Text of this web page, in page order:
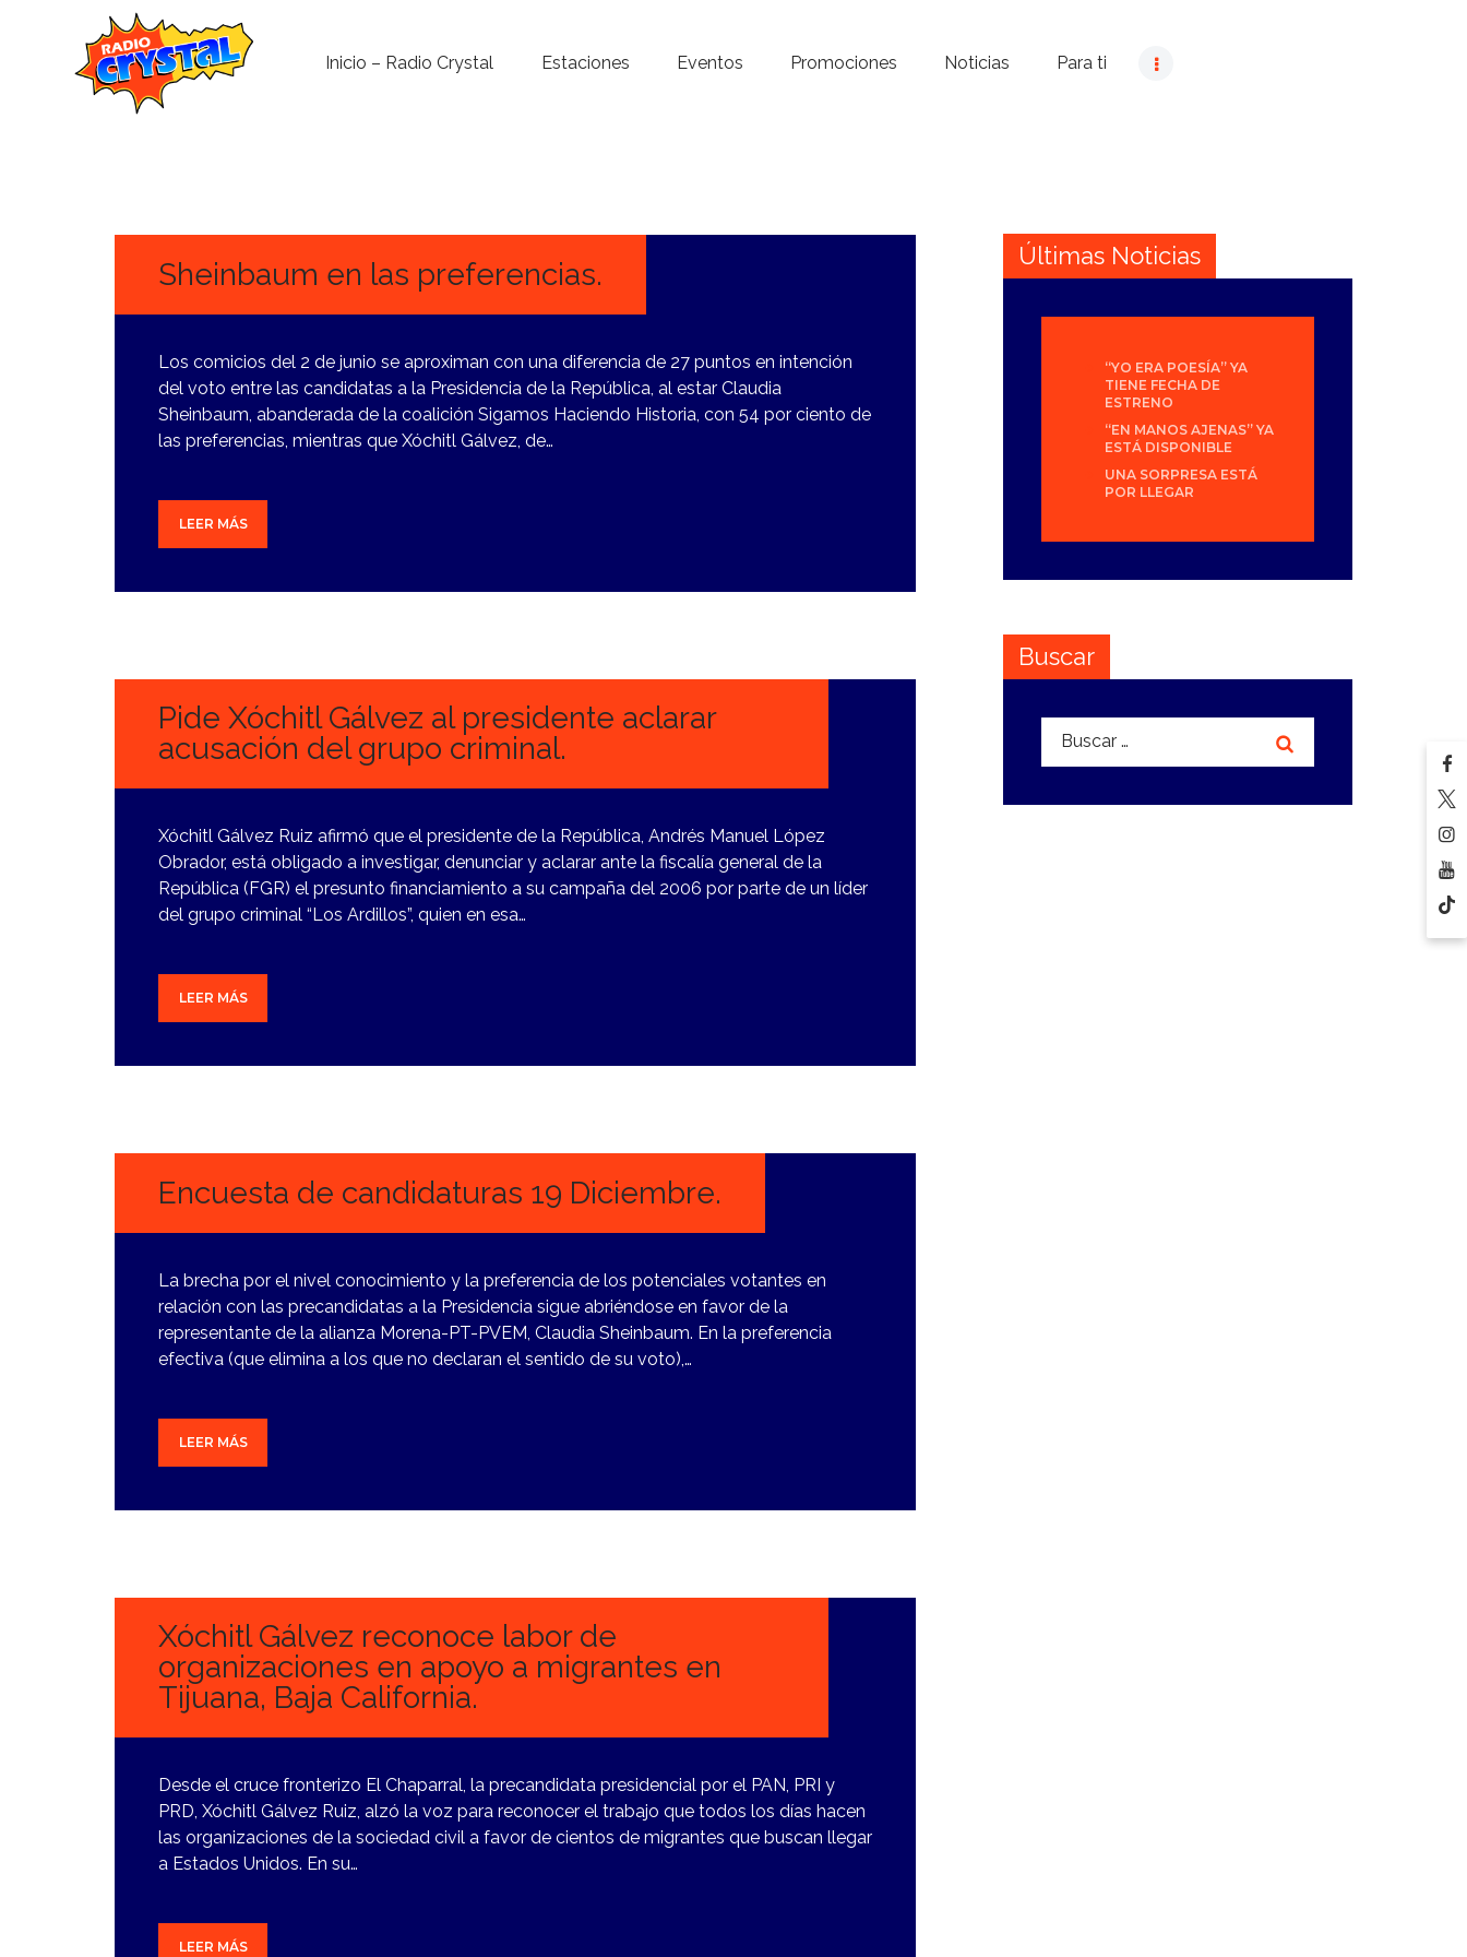
Inicio – Radio Crystal Estaciones Eventos Promociones Noticias Para ti
Noticias
Para ti
Contacto
Sheinbaum en las preferencias.
Los comicios del 2 de junio se aproximan con una diferencia de 27 puntos en intención
del voto entre las candidatas a la Presidencia de la República, al estar Claudia
Sheinbaum, abanderada de la coalición Sigamos Haciendo Historia, con 54 por ciento de
las preferencias, mientras que Xóchitl Gálvez, de…
LEER MÁS
Pide Xóchitl Gálvez al presidente aclarar
acusación del grupo criminal.
Xóchitl Gálvez Ruiz afirmó que el presidente de la República, Andrés Manuel López
Obrador, está obligado a investigar, denunciar y aclarar ante la fiscalía general de la
República (FGR) el presunto financiamiento a su campaña del 2006 por parte de un líder
del grupo criminal “Los Ardillos”, quien en esa…
LEER MÁS
Encuesta de candidaturas 19 Diciembre.
La brecha por el nivel conocimiento y la preferencia de los potenciales votantes en
relación con las precandidatas a la Presidencia sigue abriéndose en favor de la
representante de la alianza Morena-PT-PVEM, Claudia Sheinbaum. En la preferencia
efectiva (que elimina a los que no declaran el sentido de su voto),…
LEER MÁS
Xóchitl Gálvez reconoce labor de
organizaciones en apoyo a migrantes en
Tijuana, Baja California.
Desde el cruce fronterizo El Chaparral, la precandidata presidencial por el PAN, PRI y
PRD, Xóchitl Gálvez Ruiz, alzó la voz para reconocer el trabajo que todos los días hacen
las organizaciones de la sociedad civil a favor de cientos de migrantes que buscan llegar
a Estados Unidos. En su…
LEER MÁS
Últimas Noticias
“YO ERA POESÍA” YA
TIENE FECHA DE
ESTRENO
“EN MANOS AJENAS” YA
ESTÁ DISPONIBLE
UNA SORPRESA ESTÁ
POR LLEGAR
Buscar
Buscar: